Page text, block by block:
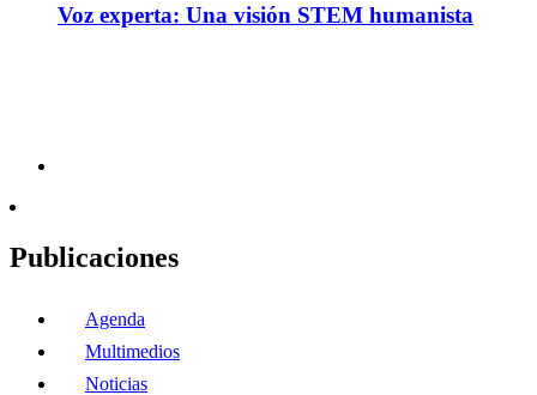
Voz experta: Una visión STEM humanista
Publicaciones
Agenda
Multimedios
Noticias